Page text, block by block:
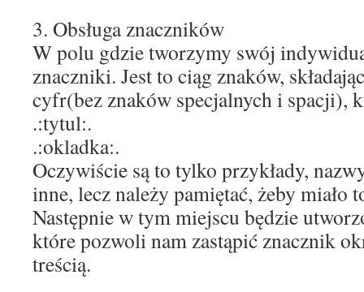
3. Obsługa znaczników
W polu gdzie tworzymy swój
znaczniki. Jest to ciąg znaków,
cyfr(bez znaków specjalnych i spacji),
.:tytul:.
.:okladka:.
Oczywiście są to tylko przykłady,
inne, lecz należy pamiętać, żeby miało
Następnie w tym miejscu będzie
które pozwoli nam zastąpić znacznik
treścią.